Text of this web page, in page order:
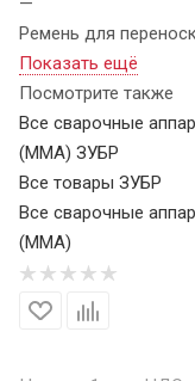
Ремень для
Показать ещё
Посмотрите также
Все сварочные
(MMA) ЗУБР
Все товары ЗУБР
Все сварочные
(MMA)